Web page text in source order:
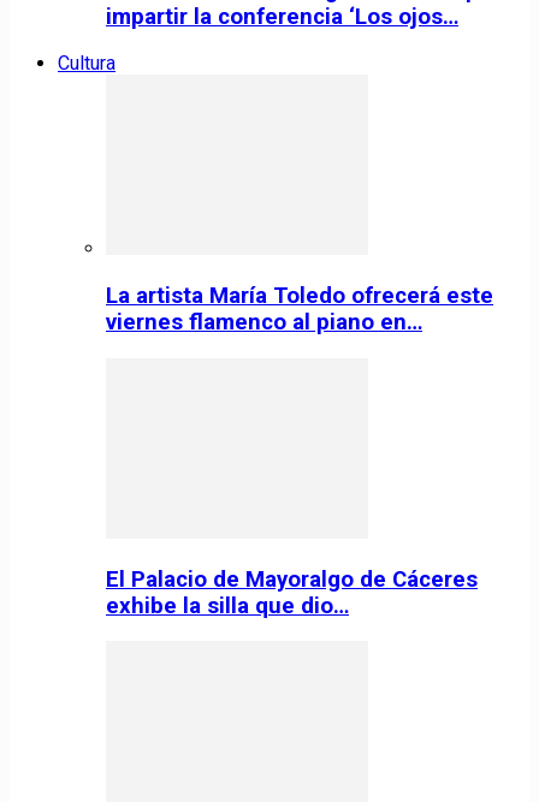
impartir la conferencia ‘Los ojos…
Cultura
La artista María Toledo ofrecerá este
viernes flamenco al piano en…
El Palacio de Mayoralgo de Cáceres
exhibe la silla que dio…